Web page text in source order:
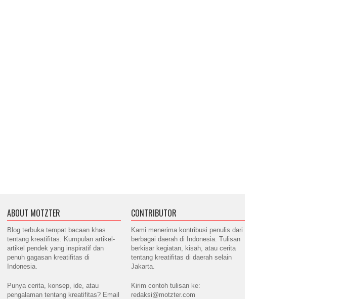
ABOUT MOTZTER
Blog terbuka tempat bacaan khas
tentang kreatifitas. Kumpulan artikel-
artikel pendek yang inspiratif dan
penuh gagasan kreatifitas di
Indonesia.
Punya cerita, konsep, ide, atau
pengalaman tentang kreatifitas? Email
CONTRIBUTOR
Kami menerima kontribusi penulis dari
berbagai daerah di Indonesia. Tulisan
berkisar kegiatan, kisah, atau cerita
tentang kreatifitas di daerah selain
Jakarta.
Kirim contoh tulisan ke:
redaksi@motzter.com